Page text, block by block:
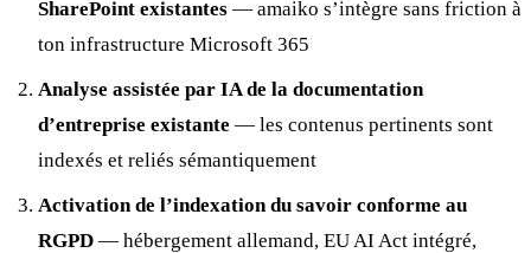
SharePoint existantes — amaiko s’intègre sans friction à
ton infrastructure Microsoft 365
Analyse assistée par IA de la documentation
d’entreprise existante — les contenus pertinents sont
indexés et reliés sémantiquement
Activation de l’indexation du savoir conforme au
RGPD — hébergement allemand, EU AI Act intégré,